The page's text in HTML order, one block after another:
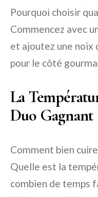
Pourquoi choisir
Commencez avec
et ajoutez une noix
pour le côté
La
Duo Gagnant
Comment bien
Quelle est la
combien de temps